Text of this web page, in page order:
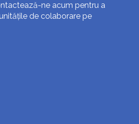
ne acum pentru a
de colaborare pe